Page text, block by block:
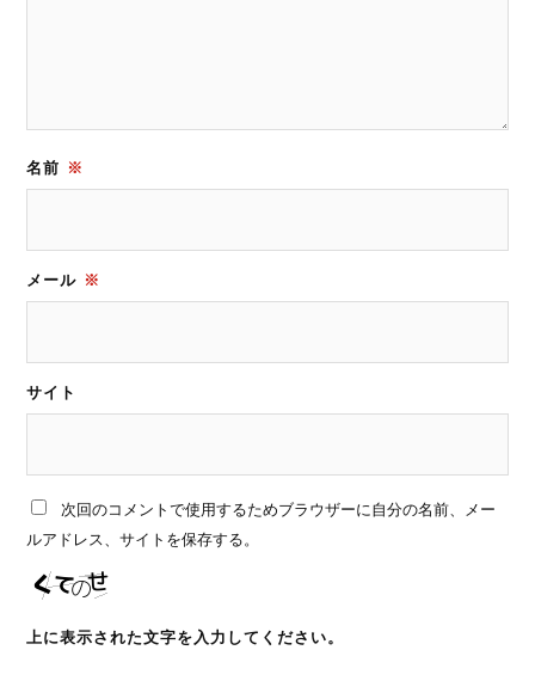
名前 ※
メール ※
サイト
次回のコメントで使用するためブラウザーに自分の名前、メー
ルアドレス、サイトを保存する。
上に表示された文字を入力してください。